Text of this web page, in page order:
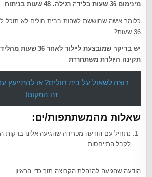
מינימום 36 שעות בלידה רגילה. 48 שעות בניתוח
כלומר אישה שחוששת לשהות בבית חולים לא
36 שעות?
יש בדיקה שמובצעת ליילוד
תקינה היולדת משתחררת
רוצה לשאול על בית חולים? או להתייעץ
זה המקום!
שאלות מהמשתתפות/ים:
נתחיל עם הודעה מטרידה שהגיעה אלינו בדקות
לקבל התייחסות
הודעה שהגיעה להנהלת הקבוצה תוך כדי הראיון